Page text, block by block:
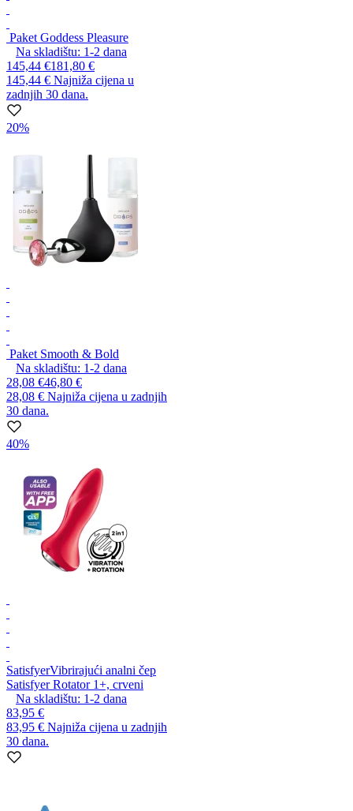
Paket Goddess Pleasure
Na skladištu: 1-2 dana
145,44 €181,80 €
145,44 € Najniža cijena u
zadnjih 30 dana.
20%
Paket Smooth & Bold
Na skladištu: 1-2 dana
28,08 €46,80 €
28,08 € Najniža cijena u zadnjih
30 dana.
40%
SatisfyerVibrirajući analni čep
Satisfyer Rotator 1+, crveni
Na skladištu: 1-2 dana
83,95 €
83,95 € Najniža cijena u zadnjih
30 dana.